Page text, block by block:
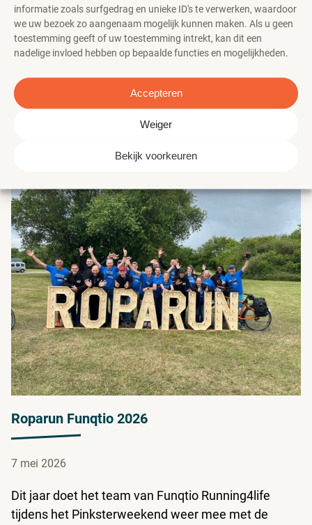
informatie zoals surfgedrag en unieke ID's te verwerken, waardoor
we uw bezoek zo aangenaam mogelijk kunnen maken. Als u geen
toestemming geeft of uw toestemming intrekt, kan dit een
nadelige invloed hebben op bepaalde functies en mogelijkheden.
Accepteren
Weiger
Bekijk voorkeuren
13 mei 2026
Met trots kunnen we delen dat Funqtio per 1 mei
2026 een vestiging in Baarlo heeft geopend.
Lees meer >
Roparun Funqtio 2026
7 mei 2026
Dit jaar doet het team van Funqtio Running4life
tijdens het Pinksterweekend weer mee met de